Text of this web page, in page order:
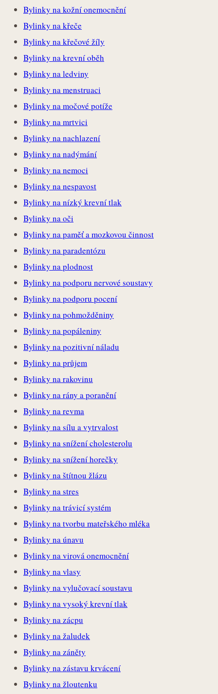
Bylinky na kožní onemocnění
Bylinky na křeče
Bylinky na křečové žíly
Bylinky na krevní oběh
Bylinky na ledviny
Bylinky na menstruaci
Bylinky na močové potíže
Bylinky na mrtvici
Bylinky na nachlazení
Bylinky na nadýmání
Bylinky na nemoci
Bylinky na nespavost
Bylinky na nízký krevní tlak
Bylinky na oči
Bylinky na paměť a mozkovou činnost
Bylinky na paradentózu
Bylinky na plodnost
Bylinky na podporu nervové soustavy
Bylinky na podporu pocení
Bylinky na pohmožděniny
Bylinky na popáleniny
Bylinky na pozitivní náladu
Bylinky na průjem
Bylinky na rakovinu
Bylinky na rány a poranění
Bylinky na revma
Bylinky na sílu a vytrvalost
Bylinky na snížení cholesterolu
Bylinky na snížení horečky
Bylinky na štítnou žlázu
Bylinky na stres
Bylinky na trávicí systém
Bylinky na tvorbu mateřského mléka
Bylinky na únavu
Bylinky na virová onemocnění
Bylinky na vlasy
Bylinky na vylučovací soustavu
Bylinky na vysoký krevní tlak
Bylinky na zácpu
Bylinky na žaludek
Bylinky na záněty
Bylinky na zástavu krvácení
Bylinky na žloutenku